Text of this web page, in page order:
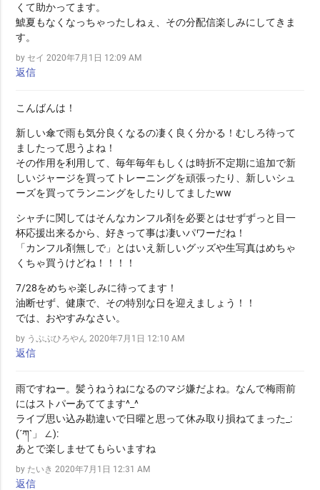
くて助かってます。
鯱夏もなくなっちゃったしねぇ、その分配信楽しみにしてきま
す。
by セイ 2020年7月1日 12:09 AM
返信
こんばんは！
新しい傘で雨も気分良くなるの凄く良く分かる！むしろ待って
ましたって思うよね！
その作用を利用して、毎年毎年もしくは時折不定期に追加で新
しいジャージを買ってトレーニングを頑張ったり、新しいシュ
ーズを買ってランニングをしたりしてましたww
シャチに関してはそんなカンフル剤を必要とはせずずっと目一
杯応援出来るから、好きって事は凄いパワーだね！
「カンフル剤無しで」とはいえ新しいグッズや生写真はめちゃ
くちゃ買うけどね！！！！
7/28をめちゃ楽しみに待ってます！
油断せず、健康で、その特別な日を迎えましょう！！
では、おやすみなさい。
by うぷぷひろやん 2020年7月1日 12:10 AM
返信
雨ですねー。髪うねうねになるのマジ嫌だよね。なんで梅雨前
にはストパーあててます^_^
ライブ思い込み勘違いで日曜と思って休み取り損ねてまった_:
(´ཀ`」 ∠):
あとで楽しませてもらいますね
by たいき 2020年7月1日 12:31 AM
返信